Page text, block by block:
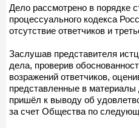
Дело рассмотрено в порядке
процессуального кодекса
отсутствие ответчиков и
Заслушав представителя
дела, проверив
возражений ответчиков,
представленные в
пришёл к выводу об
за счет Общества по